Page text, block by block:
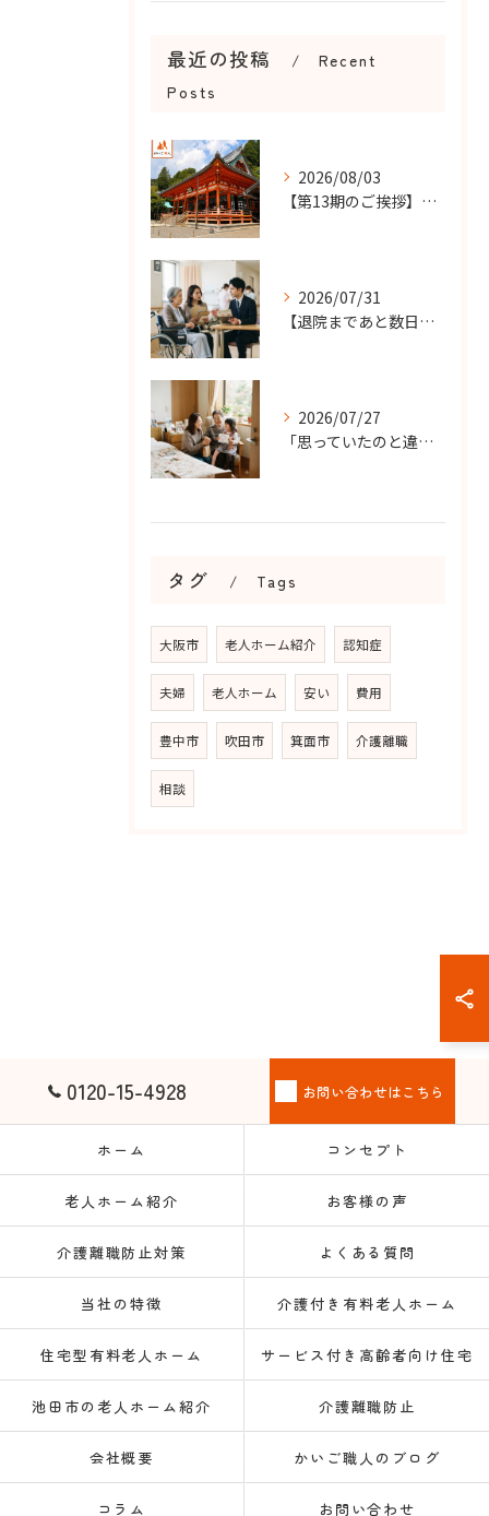
最近の投稿
Recent
Posts
2026/08/03
【第13期のご挨拶】感謝を力に、さらなる挑戦の一年へ
2026/07/31
【退院まであと数日…】老人ホーム探しを急ぐケースで大切なこと...
2026/07/27
「思っていたのと違う…」を防ぐ！老人ホームの面会ルールで確認...
タグ Tags
大阪市 老人ホーム紹介 認知症
夫婦 老人ホーム 安い 費用
豊中市 吹田市 箕面市 介護離職
相談
0120-15-4928 お問い合わせはこちら
ホーム コンセプト
老人ホーム紹介 お客様の声
介護離職防止対策 よくある質問
当社の特徴 介護付き有料老人ホーム
住宅型有料老人ホーム サービス付き高齢者向け住宅
池田市の老人ホーム紹介 介護離職防止
会社概要 かいご職人のブログ
コラム お問い合わせ